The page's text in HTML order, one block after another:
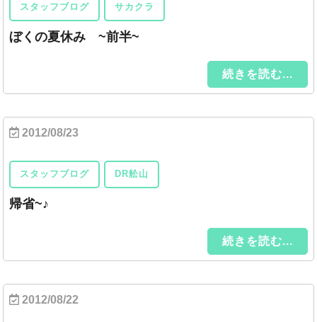
スタッフブログ サカクラ
ぼくの夏休み ~前半~
続きを読む...
2012/08/23
スタッフブログ DR舩山
帰省~♪
続きを読む...
2012/08/22